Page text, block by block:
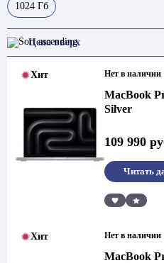
1024 Гб
Хит Нет в наличии
MacBook
Silver
109 990
Читать
Хит Нет в наличии
MacBook